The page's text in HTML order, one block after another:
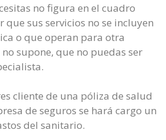
no figura en el cuadro
que sus servicios no se incluyen
o que operan para otra
supone, que no puedas ser
cliente de una póliza de salud
de seguros se hará cargo un
del sanitario.